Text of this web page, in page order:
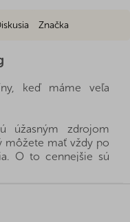
Značka
keď máme veľa
úžasným zdrojom
môžete mať vždy po
O to cennejšie sú
Sú zdravou a